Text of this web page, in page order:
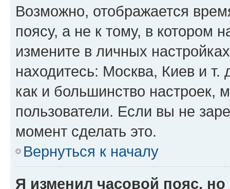
Возможно, отображается
поясу, а не к тому, в котором
измените в личных
находитесь: Москва, Киев и т.
как и большинство настроек,
пользователи. Если вы не
момент сделать это.
Вернуться к началу
Я изменил часовой пояс,